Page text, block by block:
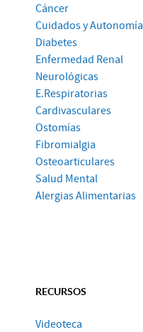
Cáncer
Cuidados y Autonomía
Diabetes
Enfermedad Renal
Neurológicas
E.Respiratorias
Cardivasculares
Ostomías
Fibromialgia
Osteoarticulares
Salud Mental
Alergias Alimentarias
RECURSOS
Videoteca